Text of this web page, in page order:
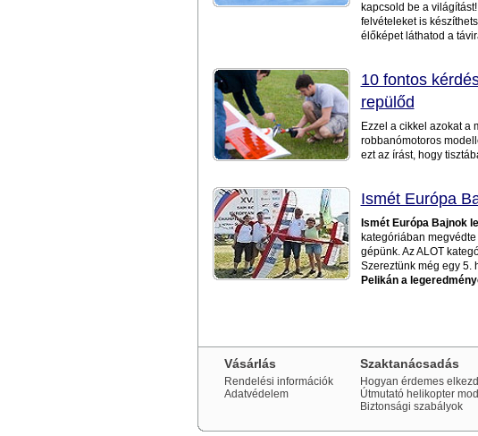
kapcsold be a
felvételeket is
élőképet láthatod a
10 fontos
repülőd
Ezzel a cikkel azokat a
robbanómotoros
ezt az írást, hogy
Ismét Európa
Ismét Európa Bajnok
kategóriában
gépünk. Az ALOT
Szereztünk még egy 5.
Pelikán a
Vásárlás
Rendelési információk
Adatvédelem
Szaktanácsadás
Hogyan érdemes
Útmutató helikopter
Biztonsági szabályok